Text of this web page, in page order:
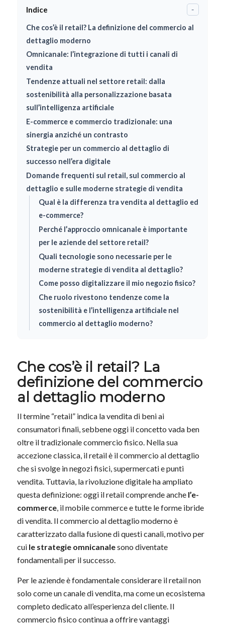
Indice -
Che cos’è il retail? La definizione del commercio al
dettaglio moderno
Omnicanale: l’integrazione di tutti i canali di
vendita
Tendenze attuali nel settore retail: dalla
sostenibilità alla personalizzazione basata
sull’intelligenza artificiale
E-commerce e commercio tradizionale: una
sinergia anziché un contrasto
Strategie per un commercio al dettaglio di
successo nell’era digitale
Domande frequenti sul retail, sul commercio al
dettaglio e sulle moderne strategie di vendita
Qual è la differenza tra vendita al dettaglio ed
e-commerce?
Perché l’approccio omnicanale è importante
per le aziende del settore retail?
Quali tecnologie sono necessarie per le
moderne strategie di vendita al dettaglio?
Come posso digitalizzare il mio negozio fisico?
Che ruolo rivestono tendenze come la
sostenibilità e l’intelligenza artificiale nel
commercio al dettaglio moderno?
Che cos’è il retail? La
definizione del commercio
al dettaglio moderno
Il termine “retail” indica la vendita di beni ai
consumatori finali, sebbene oggi il concetto vada ben
oltre il tradizionale commercio fisico. Nella sua
accezione classica, il retail è il commercio al dettaglio
che si svolge in negozi fisici, supermercati e punti
vendita. Tuttavia, la rivoluzione digitale ha ampliato
questa definizione: oggi il retail comprende anche l’e-
commerce, il mobile commerce e tutte le forme ibride
di vendita. Il commercio al dettaglio moderno è
caratterizzato dalla fusione di questi canali, motivo per
cui le strategie omnicanalesono diventate
fondamentali per il successo.
Per le aziende è fondamentale considerare il retail non
solo come un canale di vendita, ma come un ecosistema
completo dedicato all’esperienza del cliente. Il
commercio fisico continua a offrire vantaggi